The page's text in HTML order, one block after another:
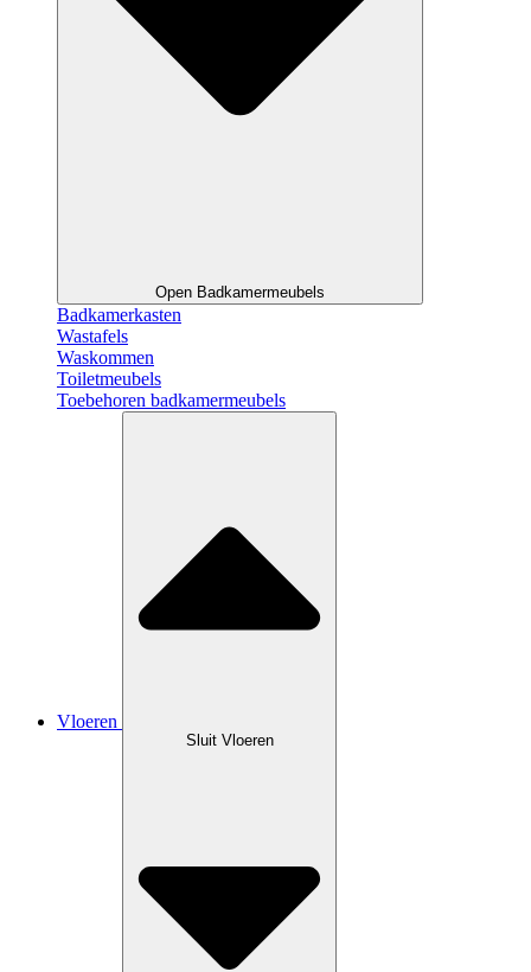
Open Badkamermeubels
Badkamerkasten
Wastafels
Waskommen
Toiletmeubels
Toebehoren badkamermeubels
Vloeren
Sluit Vloeren